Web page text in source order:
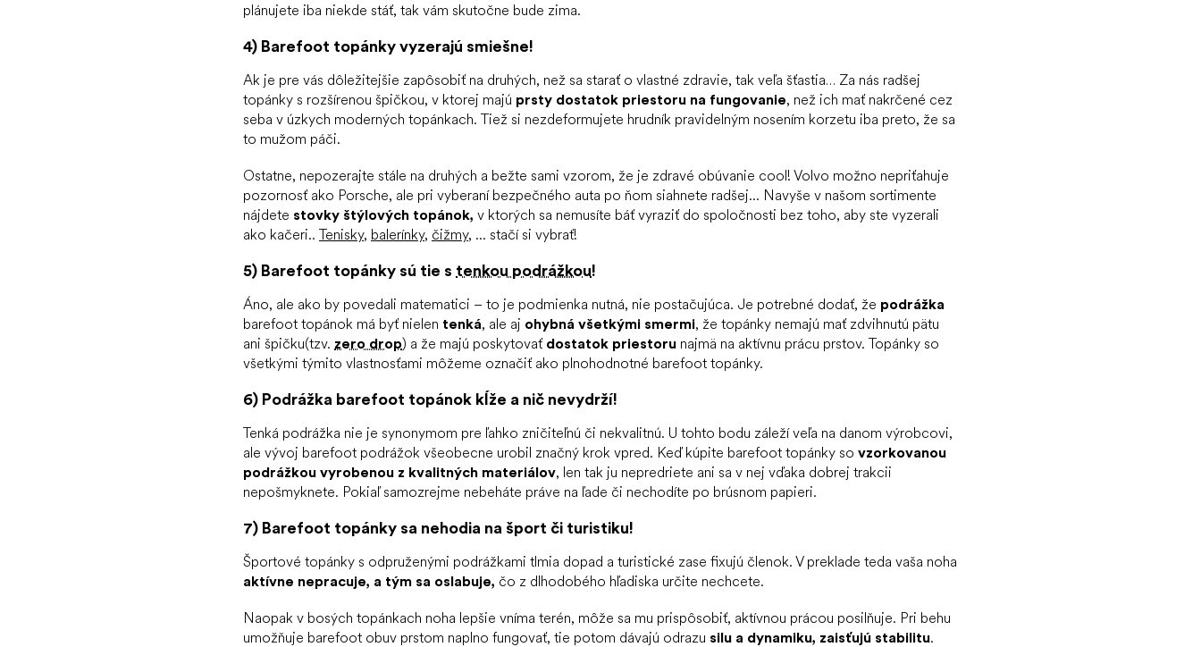
plánujete iba niekde stáť, tak vám skutočne bude zima.
4) Barefoot topánky vyzerajú smiešne!
Ak je pre vás dôležitejšie zapôsobiť na druhých, než sa starať o vlastné zdravie, tak veľa šťastia… Za nás radšej
topánky s rozšírenou špičkou, v ktorej majú prsty dostatok priestoru na fungovanie, než ich mať nakrčené cez
seba v úzkych moderných topánkach. Tiež si nezdeformujete hrudník pravidelným nosením korzetu iba preto, že sa
to mužom páči.
Ostatne, nepozerajte stále na druhých a bežte sami vzorom, že je zdravé obúvanie cool! Volvo možno nepriťahuje
pozornosť ako Porsche, ale pri vyberaní bezpečného auta po ňom siahnete radšej... Navyše v našom sortimente
nájdete stovky štýlových topánok, v ktorých sa nemusíte báť vyraziť do spoločnosti bez toho, aby ste vyzerali
ako kačeri.. Tenisky, balerínky, čižmy, ... stačí si vybrať!
5) Barefoot topánky sú tie s tenkou podrážkou!
Áno, ale ako by povedali matematici – to je podmienka nutná, nie postačujúca. Je potrebné dodať, že podrážka
barefoot topánok má byť nielen tenká, ale aj ohybná všetkými smermi, že topánky nemajú mať zdvihnutú pätu
ani špičku(tzv. zero drop) a že majú poskytovať dostatok priestoru najmä na aktívnu prácu prstov. Topánky so
všetkými týmito vlastnosťami môžeme označiť ako plnohodnotné barefoot topánky.
6) Podrážka barefoot topánok kĺže a nič nevydrží!
Tenká podrážka nie je synonymom pre ľahko zničiteľnú či nekvalitnú. U tohto bodu záleží veľa na danom výrobcovi,
ale vývoj barefoot podrážok všeobecne urobil značný krok vpred. Keď kúpite barefoot topánky so vzorkovanou
podrážkou vyrobenou z kvalitných materiálov, len tak ju nepredriete ani sa v nej vďaka dobrej trakcii
nepošmyknete. Pokiaľ samozrejme nebeháte práve na ľade či nechodíte po brúsnom papieri.
7) Barefoot topánky sa nehodia na šport či turistiku!
Športové topánky s odpruženými podrážkami tlmia dopad a turistické zase fixujú členok. V preklade teda vaša noha
aktívne nepracuje, a tým sa oslabuje, čo z dlhodobého hľadiska určite nechcete.
Naopak v bosých topánkach noha lepšie vníma terén, môže sa mu prispôsobiť, aktívnou prácou posilňuje. Pri behu
umožňuje barefoot obuv prstom naplno fungovať, tie potom dávajú odrazu silu a dynamiku, zaisťujú stabilitu.